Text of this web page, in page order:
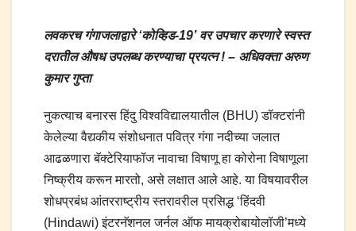
लवकरच गंगाजलाद्वारे ‘कोव्हिड-19’ वर उपचार करणारे स्वस्त
दरातील औषध उपलब्ध करण्याचा प्रयत्न ! – अधिवक्ता अरुण
कुमार गुप्ता
नुकत्याच बनारस हिंदु विश्‍वविद्यालयातील (BHU) डॉक्टरांनी
केलेल्या वैद्यकीय संशोधनात पवित्र गंगा नदीच्या जलात
आढळणारा बॅक्टेरियाफॉज नावाचा विषाणू हा कोरोना विषाणूला
निष्क्रीय करून मारतो, असे लक्षात आले आहे. या विषयावरील
शोधप्रबंध आंतरराष्ट्रीय स्तरावरील प्रसिद्ध ‘हिंदवी
(Hindawi) इंटरनॅशनल जर्नल ऑफ मायक्रोबायोलॉजी’मध्ये